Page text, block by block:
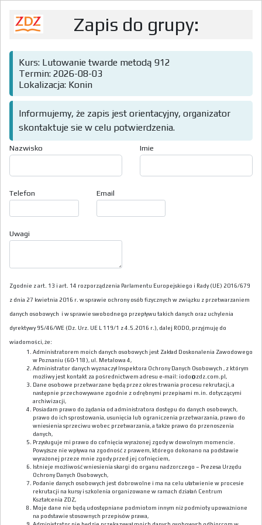
Zapis do grupy:
Kurs: Lutowanie twarde metodą 912
Termin: 2026-08-03
Lokalizacja: Konin
Informujemy, że zapis jest orientacyjny, organizator
skontaktuje sie w celu potwierdzenia.
Nazwisko Imie
Telefon Email
Uwagi
Zgodnie z art. 13 i art. 14 rozporządzenia Parlamentu Europejskiego i Rady (UE) 2016/679
z dnia 27 kwietnia 2016 r. w sprawie ochrony osób fizycznych w związku z przetwarzaniem
danych osobowych i w sprawie swobodnego przepływu takich danych oraz uchylenia
dyrektywy 95/46/WE (Dz. Urz. UE L 119/1 z 4.5.2016 r.), dalej RODO, przyjmuję do
wiadomości, że:
Administratorem moich danych osobowych jest Zakład Doskonalenia Zawodowego
w Poznaniu (60-118), ul. Metalowa 4,
Administrator danych wyznaczył Inspektora Ochrony Danych Osobowych , z którym
możliwy jest kontakt za pośrednictwem adresu e-mail: iodo@zdz.com.pl,
Dane osobowe przetwarzane będą przez okres trwania procesu rekrutacji, a
następnie przechowywane zgodnie z odrębnymi przepisami m.in. dotyczącymi
archiwizacji,
Posiadam prawo do żądania od administratora dostępu do danych osobowych,
prawo do ich sprostowania, usunięcia lub ograniczenia przetwarzania, prawo do
wniesienia sprzeciwu wobec przetwarzania, a także prawo do przenoszenia
danych,
Przysługuje mi prawo do cofnięcia wyrażonej zgody w dowolnym momencie.
Powyższe nie wpływa na zgodność z prawem, którego dokonano na podstawie
wyrażonej przeze mnie zgody przed jej cofnięciem,
Istnieje możliwość wniesienia skargi do organu nadzorczego – Prezesa Urzędu
Ochrony Danych Osobowych,
Podanie danych osobowych jest dobrowolne i ma na celu ułatwienie w procesie
rekrutacji na kursy i szkolenia organizowane w ramach działań Centrum
Kształcenia ZDZ,
Moje dane nie będą udostępniane podmiotom innym niż podmioty upoważnione
na podstawie stosownych przepisów prawa,